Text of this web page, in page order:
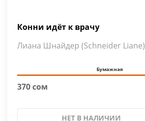
Конни идёт к врачу
Лиана Шнайдер (Schneider Liane)
Бумажная
370 сом
НЕТ В НАЛИЧИИ